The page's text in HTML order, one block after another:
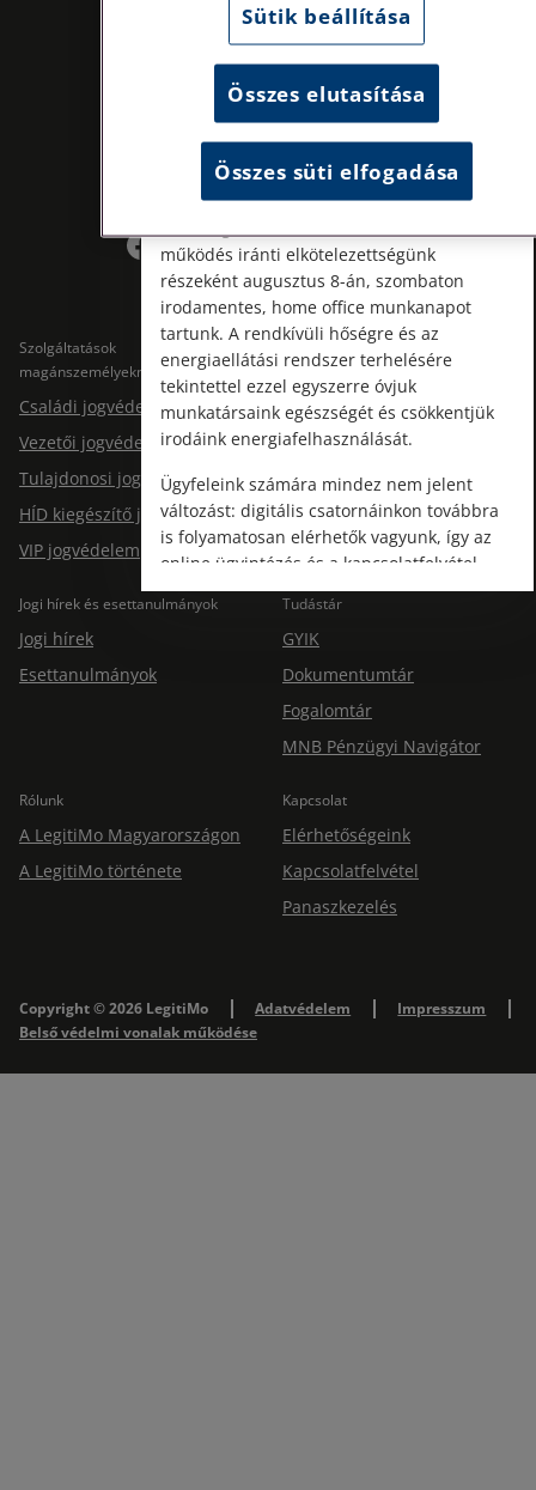
Kövess minket!
Szolgáltatások
magánszemélyeknek
Családi jogvédelem
Vezetői jogvédelem
Tulajdonosi jogvédelem
HÍD kiegészítő jogvédelem
VIP jogvédelem
Szolgáltatások cégeknek
Jogtárs Start & Pro
Jogi hírek és esettanulmányok
Jogi hírek
Esettanulmányok
Tudástár
GYIK
Dokumentumtár
Fogalomtár
MNB Pénzügyi Navigátor
Rólunk
A LegitiMo Magyarországon
A LegitiMo története
Kapcsolat
Elérhetőségeink
Kapcsolatfelvétel
Panaszkezelés
Copyright © 2026 LegitiMo Adatvédelem
Impresszum
Belső védelmi vonalak működése
Személyes ügyfélszolgálatunk telefonon
történő előzetes időpontegyeztetés után,
szerdai napokon érhető el.
Címünk: 1087 Budapest, Hungária körút
30/A. 8. emelet. Pontos megközelítési
útmutatónk a Kapcsolat – Elérhetőségeink
menüpont alatt érhető el.
működés iránti elkötelezettségünk
részeként augusztus 8-án, szombaton
irodamentes, home office munkanapot
tartunk. A rendkívüli hőségre és az
energiaellátási rendszer terhelésére
tekintettel ezzel egyszerre óvjuk
munkatársaink egészségét és csökkentjük
irodáink energiafelhasználását.
Ügyfeleink számára mindez nem jelent
változást: digitális csatornáinkon továbbra
is folyamatosan elérhetők vagyunk, így az
online ügyintézés és a kapcsolatfelvétel
változatlanul biztosított.
Sütik beállítása
Összes elutasítása
Összes süti elfogadása